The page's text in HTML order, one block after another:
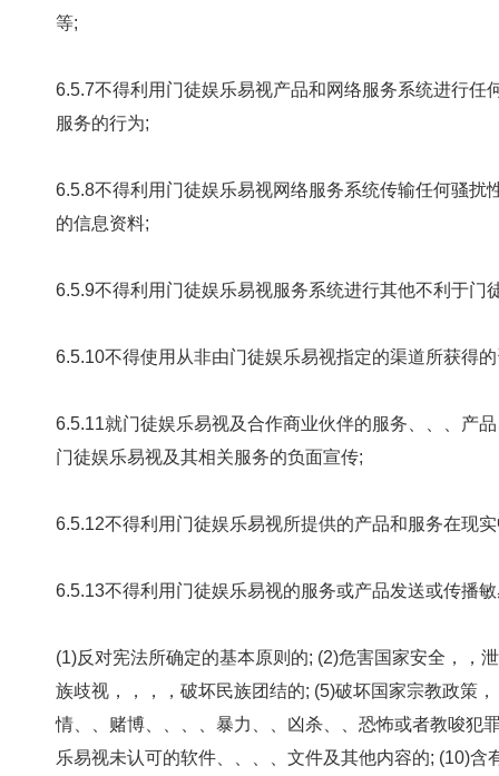
等;
6.5.7不得利用门徒娱乐易视产品和网络服务系统进行
服务的行为;
6.5.8不得利用门徒娱乐易视网络服务系统传输任何骚扰性的、、中
的信息资料;
6.5.9不得利用门徒娱乐易视服务系统进行其他不利于门
6.5.10不得使用从非由门徒娱乐易视指定的渠道所获得
6.5.11就门徒娱乐易视及合作商业伙伴的服务、、、
门徒娱乐易视及其相关服务的负面宣传;
6.5.12不得利用门徒娱乐易视所提供的产品和服务在现
6.5.13不得利用门徒娱乐易视的服务或产品发送或传播敏感信
(1)反对宪法所确定的基本原则的; (2)危害国家安全，，泄露
族歧视，，，，破坏民族团结的; (5)破坏国家宗教政策
情、、赌博、、、、暴力、、凶杀、
乐易视未认可的软件、、、、文件及其他内容的; (10)含有法